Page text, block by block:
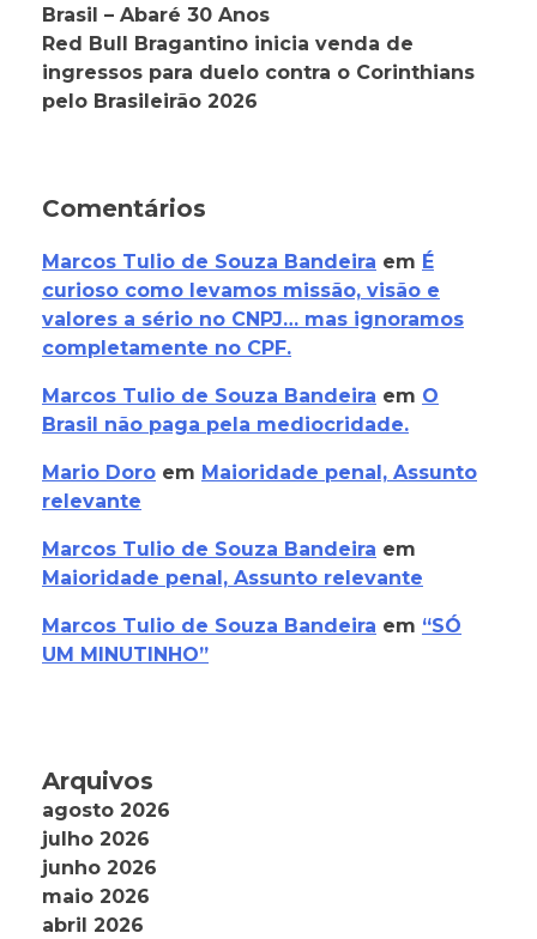
Brasil – Abaré 30 Anos
Red Bull Bragantino inicia venda de
ingressos para duelo contra o Corinthians
pelo Brasileirão 2026
Comentários
Marcos Tulio de Souza Bandeira em É
curioso como levamos missão, visão e
valores a sério no CNPJ… mas ignoramos
completamente no CPF.
Marcos Tulio de Souza Bandeira em O
Brasil não paga pela mediocridade.
Mario Doro em Maioridade penal, Assunto
relevante
Marcos Tulio de Souza Bandeira em
Maioridade penal, Assunto relevante
Marcos Tulio de Souza Bandeira em “SÓ
UM MINUTINHO”
Arquivos
agosto 2026
julho 2026
junho 2026
maio 2026
abril 2026